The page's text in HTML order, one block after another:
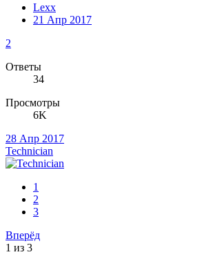
Lexx
21 Апр 2017
2
Ответы
34
Просмотры
6K
28 Апр 2017
Technician
1
2
3
Вперёд
1 из 3